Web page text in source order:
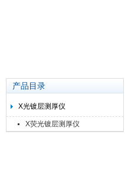
产品目录
X光镀层测厚仪
X荧光镀层测厚仪